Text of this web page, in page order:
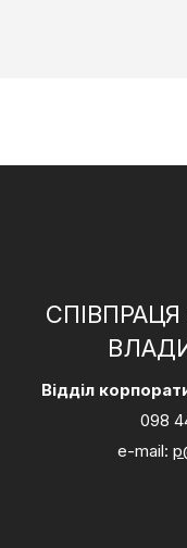
Відділ
098
e-mail: